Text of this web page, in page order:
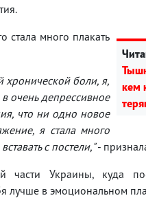
кем
стала много плакать
хронической боли, я,
очень депрессивное
что ни одно новое
я стала много
с постели,"-
части Украины, куда
лучше в эмоциональном